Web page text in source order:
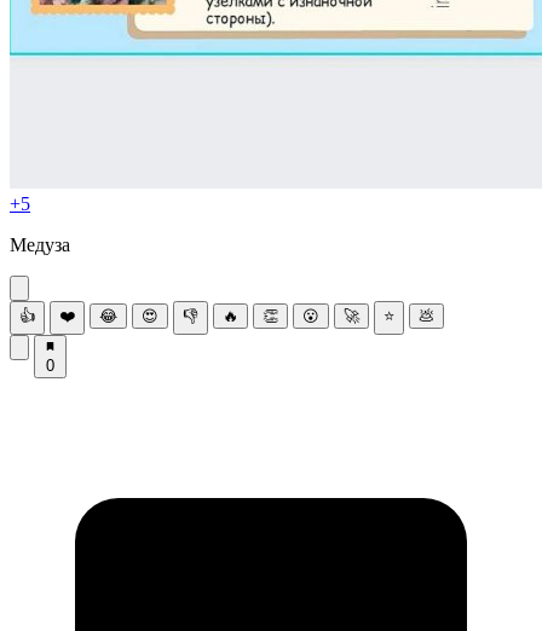
+5
Медуза
👍 ❤️ 😂 😍 👎 🔥 👏 😮 🚀 ⭐ 💩
0